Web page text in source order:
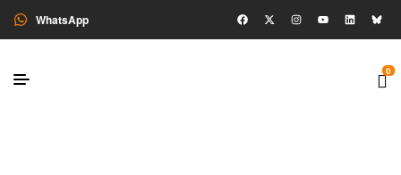
WhatsApp
0